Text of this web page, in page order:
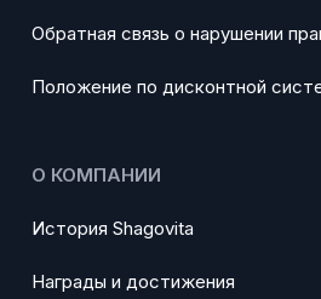
Обратная связь о нарушении
Положение по дисконтной
О КОМПАНИИ
История Shagovita
Награды и достижения